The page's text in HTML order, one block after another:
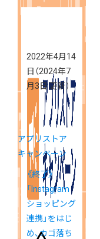
2022年4月14
日 （2024年7
月3日 更新）
アプリストア
キャンペーン
《終了》
「Instagram
ショッピング
連携」をはじ
め、カゴ落ち